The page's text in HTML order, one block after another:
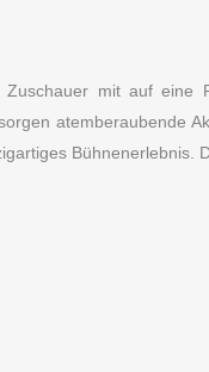
Zuschauer mit auf eine
atemberaubende
Bühnenerlebnis.